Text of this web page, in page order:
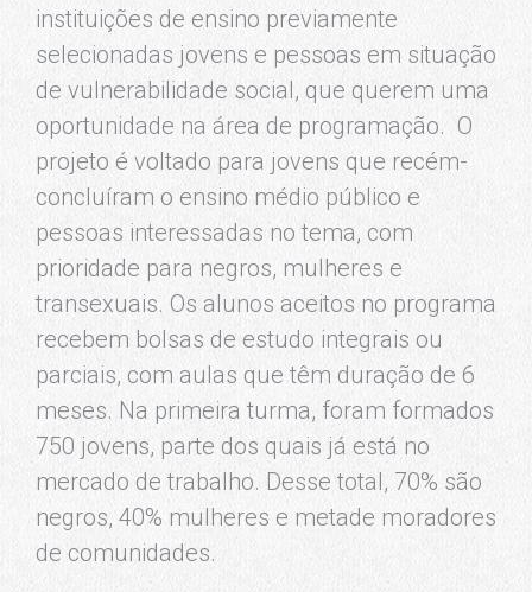
instituições de ensino previamente
selecionadas jovens e pessoas em situação
de vulnerabilidade social, que querem uma
oportunidade na área de programação. O
projeto é voltado para jovens que recém-
concluíram o ensino médio público e
pessoas interessadas no tema, com
prioridade para negros, mulheres e
transexuais. Os alunos aceitos no programa
recebem bolsas de estudo integrais ou
parciais, com aulas que têm duração de 6
meses. Na primeira turma, foram formados
750 jovens, parte dos quais já está no
mercado de trabalho. Desse total, 70% são
negros, 40% mulheres e metade moradores
de comunidades.